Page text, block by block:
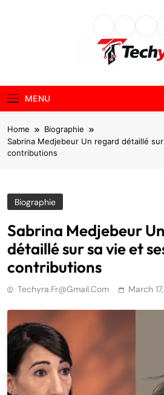
MENU
Home
Biographie
Sabrina Medjebeur Un regard détaillé
contributions
Biographie
Sabrina Medjebeur
détaillé sur sa vie et
contributions
Techyra.fr@gmail.com March